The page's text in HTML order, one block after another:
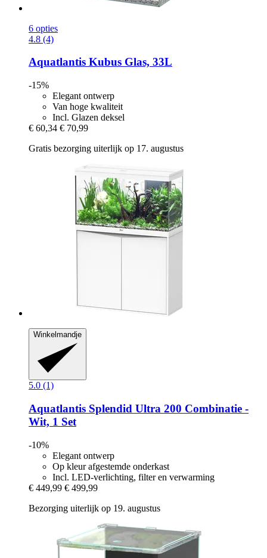
6 opties
4.8 (4)
Aquatlantis Kubus Glas, 33L
-15%
Elegant ontwerp
Van hoge kwaliteit
Incl. Glazen deksel
€ 60,34 € 70,99
Gratis bezorging uiterlijk op 17. augustus
Winkelmandje
5.0 (1)
Aquatlantis Splendid Ultra 200 Combinatie -​
Wit, 1 Set
-10%
Elegant ontwerp
Op kleur afgestemde onderkast
Incl. LED-verlichting, filter en verwarming
€ 449,99 € 499,99
Bezorging uiterlijk op 19. augustus